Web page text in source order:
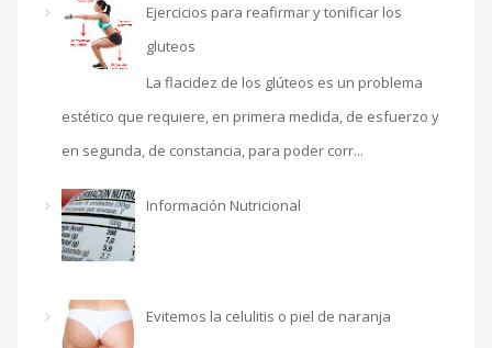
Ejercicios para reafirmar y tonificar los
gluteos
La flacidez de los glúteos es un problema
estético que requiere, en primera medida, de esfuerzo y
en segunda, de constancia, para poder corr...
Información Nutricional
Evitemos la celulitis o piel de naranja